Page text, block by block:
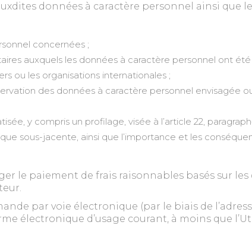
données à caractère personnel ainsi que
concernées ;
auxquels les données à caractère personnel ont
ou les organisations internationales ;
des données à caractère personnel envisagée
y compris un profilage, visée à l’article 22,
sous-jacente, ainsi que l’importance et les
le paiement de frais raisonnables basés sur
par voie électronique (par le biais de
électronique d’usage courant, à moins que